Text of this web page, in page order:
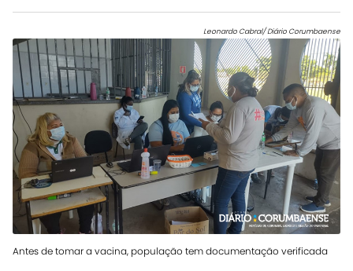
Leonardo Cabral/ Diário Corumbaense
Antes de tomar a vacina, população tem documentação verificada